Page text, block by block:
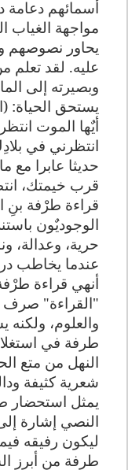
أسمائهم دعامة
مواجهة الغياب
يحاور نصوصهم
عليه. لقد
وبصيرته إلى
يستحق الحياة:
أيٌها الموت
انتظرني في
حديثا عابرا مع
قرب خيمتك،
قراءة طرْفة بنِ
الوجوديٌون
حرية، وعدالة،
عندما يخاطب
أنهي قراءة
"القراءة" صرف
والعلوم، ولكنه
طرفة في
النهل من متع
شعرية كثيفة
يمثل استحضار
النصي إشارة
ليكون رفيقه
طرفة من أبرز